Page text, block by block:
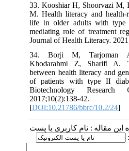
33. Kooshiar H, Shoorvazi
M. Health literacy and
life in older adults with
mediating role of treatment
Journal of Health Literacy.
34. Borji M,
Khodarahmi Z, Sharifi A.
between health literacy and
of patients with type II
Biotechnology Research
2017;10(2):138-42.
[DOI:10.21786/bbrc/10.2/24
مقاله : نام کاربری یا پست